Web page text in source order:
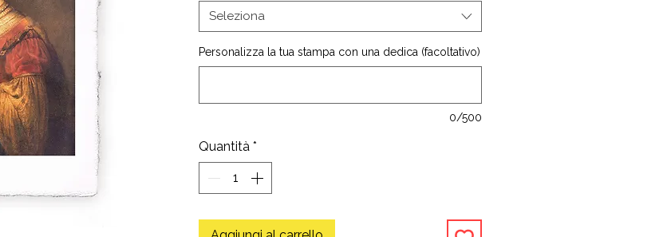
Seleziona
Personalizza la tua stampa con una dedica (facoltativo)
0/500
Quantità *